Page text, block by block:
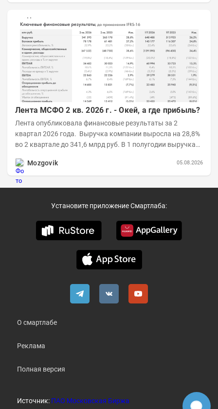
Лента МСФО 2 кв. 2026 г. - Окей, а где прибыль?
Лента опубликовала финансовые результаты за 2
квартал 2026 года. Выручка компании выросла на 28,8%
во 2 квартале до 341,6 млрд руб. В 1 полугодии выручка
Mozgovik
05.08.2026
Установите приложение Смартлаба:
О смартлабе
Реклама
Полная версия
Источник: ПАО Московская Биржа